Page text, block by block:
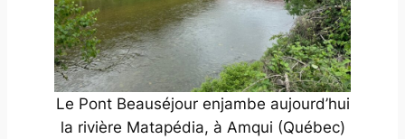
Le Pont Beauséjour enjambe aujourd’hui
la rivière Matapédia, à Amqui (Québec)